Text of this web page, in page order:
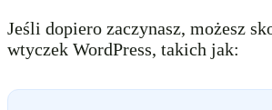
Jeśli dopiero zaczynasz, możesz
wtyczek WordPress, takich jak: